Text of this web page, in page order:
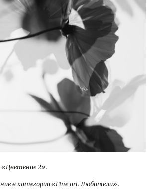
2».
в категории «Fine art. Любители».